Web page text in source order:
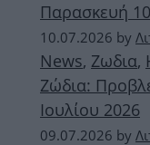
Παρασκευή
10.07.2026 by
News, Ζωδια,
Ζώδια:
Ιουλίου 2026
09.07.2026 by